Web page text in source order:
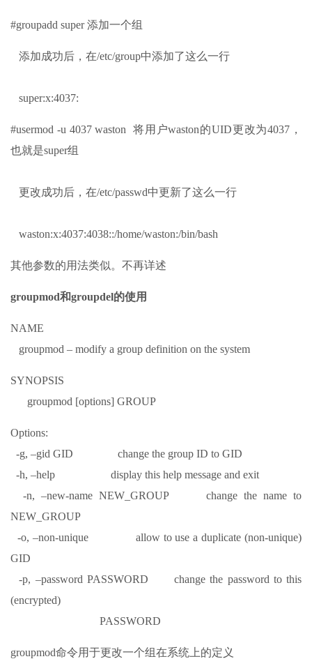
#groupadd super 添加一个组
添加成功后，在/etc/group中添加了这么一行
super:x:4037:
#usermod -u 4037 waston 将用户waston的UID更改为4037，
也就是super组
更改成功后，在/etc/passwd中更新了这么一行
waston:x:4037:4038::/home/waston:/bin/bash
其他参数的用法类似。不再详述
groupmod和groupdel的使用
NAME
groupmod – modify a group definition on the system
SYNOPSIS
groupmod [options] GROUP
Options:
-g, –gid GID change the group ID to GID
-h, –help display this help message and exit
-n, –new-name NEW_GROUP change the name to
NEW_GROUP
-o, –non-unique allow to use a duplicate (non-unique)
GID
-p, –password PASSWORD change the password to this
(encrypted)
PASSWORD
groupmod命令用于更改一个组在系统上的定义